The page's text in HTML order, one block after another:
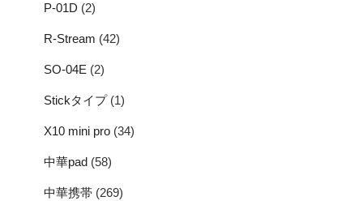
P-01D (2)
R-Stream (42)
SO-04E (2)
Stickタイプ(1)
X10 mini pro (34)
中華pad (58)
中華携帯 (269)